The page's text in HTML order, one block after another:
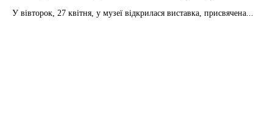
У вівторок, 27 квітня, у музеї відкрилася виставка, присвячена...